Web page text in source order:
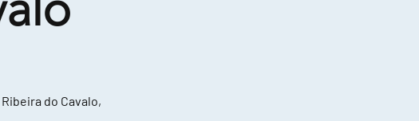
do Cavalo,